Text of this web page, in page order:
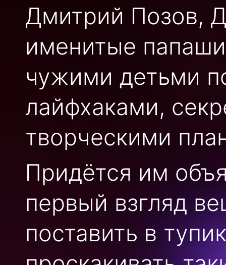
Дмитрий Позов,
именитые
чужими детьми
лайфхаками,
творческими
Придётся им
первый взгляд
поставить в